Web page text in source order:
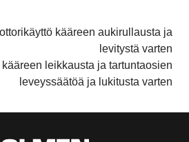
kääreen aukirullausta ja
levitystä varten
leikkausta ja tartuntaosien
leveyssäätöä ja lukitusta varten